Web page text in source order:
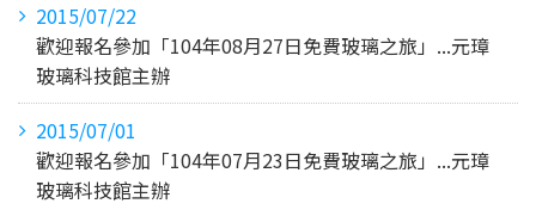
2015/07/22
歡迎報名參加「104年08月27日免費玻璃之旅」...元璋
玻璃科技館主辦
2015/07/01
歡迎報名參加「104年07月23日免費玻璃之旅」...元璋
玻璃科技館主辦